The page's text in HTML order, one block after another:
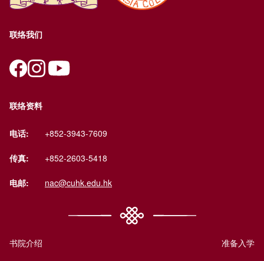
联络我们
联络资料
电话: +852-3943-7609
传真: +852-2603-5418
电邮: nac@cuhk.edu.hk
书院介绍 准备入学